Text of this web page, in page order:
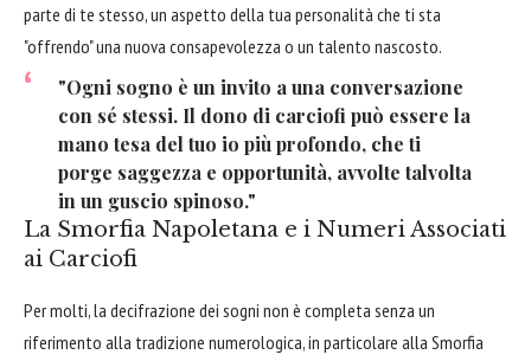
parte di te stesso, un aspetto della tua personalità che ti sta
"offrendo" una nuova consapevolezza o un talento nascosto.
"Ogni sogno è un invito a una conversazione
con sé stessi. Il dono di carciofi può essere la
mano tesa del tuo io più profondo, che ti
porge saggezza e opportunità, avvolte talvolta
in un guscio spinoso."
La Smorfia Napoletana e i Numeri Associati
ai Carciofi
Per molti, la decifrazione dei sogni non è completa senza un
riferimento alla tradizione numerologica, in particolare alla Smorfia